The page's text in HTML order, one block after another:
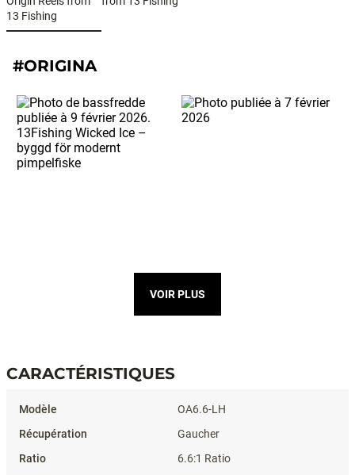
13 Fishing
#ORIGINA
VOIR PLUS
CARACTÉRISTIQUES
OA6.6-LH
Gaucher
6.6:1 Ratio